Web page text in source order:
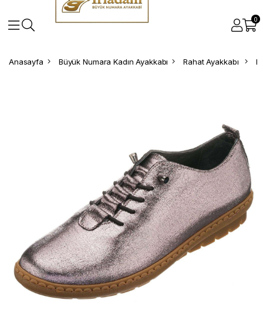
0
Anasayfa Büyük Numara Kadın Ayakkabı Rahat Ayakkabı